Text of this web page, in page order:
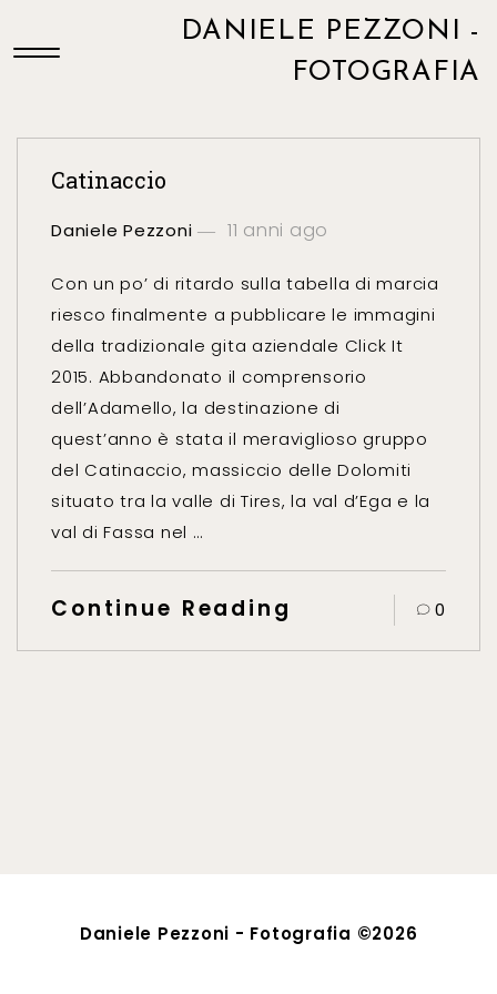
DANIELE PEZZONI -
FOTOGRAFIA
Catinaccio
Daniele Pezzoni 11 anni ago
Con un po’ di ritardo sulla tabella di marcia
riesco finalmente a pubblicare le immagini
della tradizionale gita aziendale Click It
2015. Abbandonato il comprensorio
dell’Adamello, la destinazione di
quest’anno è stata il meraviglioso gruppo
del Catinaccio, massiccio delle Dolomiti
situato tra la valle di Tires, la val d’Ega e la
val di Fassa nel …
Continue Reading 0
Daniele Pezzoni - Fotografia ©2026